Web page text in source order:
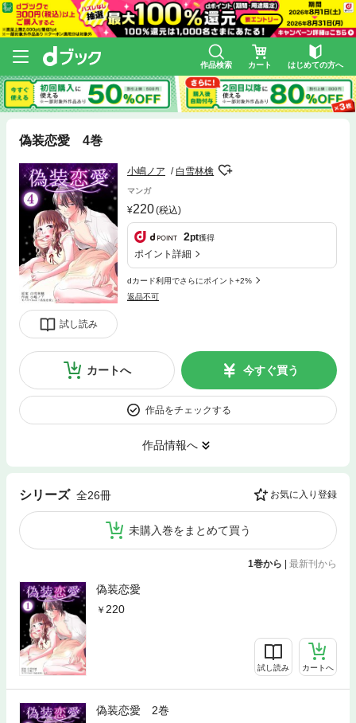
作品検索 カート はじめての方へ
偽装恋愛 4巻
試し読み
小嶋ノア 白雪林檎
マンガ
220(税込)
2pt獲得
ポイント詳細
dカード利用でさらにポイント+2%
返品不可
カートへ 今すぐ買う
作品をチェックする
作品情報へ
シリーズ 全26冊 お気に入り登録
未購入巻をまとめて買う
1巻から | 最新刊から
偽装恋愛
220
試し読み カートへ
偽装恋愛 2巻